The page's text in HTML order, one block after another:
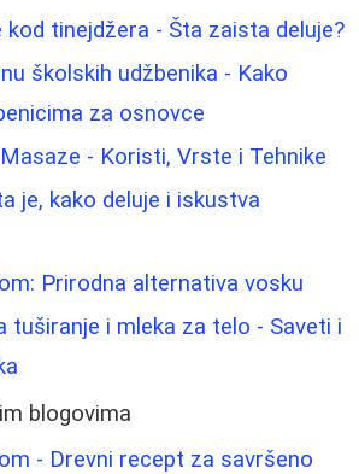
kod tinejdžera - Šta zaista deluje?
školskih udžbenika - Kako
za osnovce
- Koristi, Vrste i Tehnike
je, kako deluje i iskustva
Prirodna alternativa vosku
tuširanje i mleka za telo - Saveti i
blogovima
- Drevni recept za savršeno